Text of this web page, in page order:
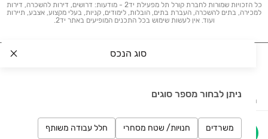
סוג הנכס
ניתן לבחור מספר סוגים
משרדים חנויות/ שטח מסחרי חלל עבודה משותף הצגת מס׳ טלפון השארת פרטים
כל הזכויות שמורות לחברת קורל תל מפעילת יד2 - מודעות: דרושים, דירות להשכרה, דירות
למכירה, בתים להשכרה, העברת בתים, הובלות, לימודים, קניות, בעלי מקצוע, אצבע, תיירות
ועוד. אין לעשות שימוש בכל התכנים המופיעים באתר יד2.
מפת האתר
צור קשר
דירות חדשות